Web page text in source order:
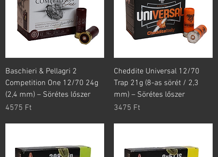
Baschieri & Pellagri 2
Competition One 12/70 24g
(2,4 mm) – Sörétes lőszer
Ár
4575 Ft
Cheddite Universal 12/70
Trap 21g (8-as sörét / 2,3
mm) – Sörétes lőszer
Ár
3475 Ft